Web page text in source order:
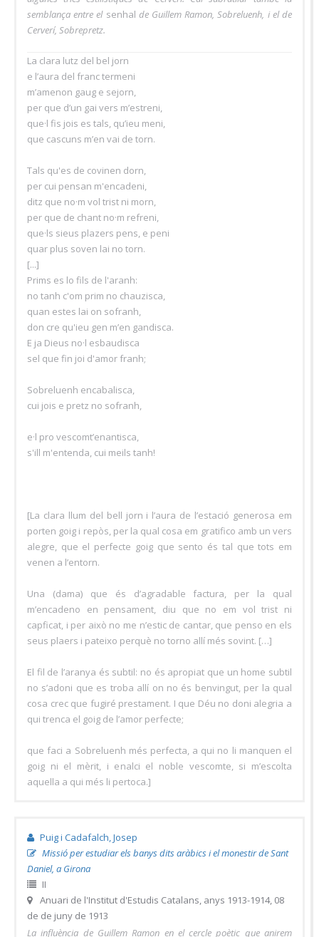
semblança entre el senhal de Guillem Ramon, Sobreluenh, i el de
Cerverí, Sobrepretz.
La clara lutz del bel jorn
e l’aura del franc termeni
m’amenon gaug e sejorn,
per que d’un gai vers m’estreni,
que·l fis jois es tals, qu’ieu meni,
que cascuns m’en vai de torn.
Tals qu'es de covinen dorn,
per cui pensan m'encadeni,
ditz que no·m vol trist ni morn,
per que de chant no·m refreni,
que·ls sieus plazers pens, e peni
quar plus soven lai no torn.
[...]
Prims es lo fils de l'aranh:
no tanh c'om prim no chauzisca,
quan estes lai on sofranh,
don cre qu'ieu gen m’en gandisca.
E ja Dieus no·l esbaudisca
sel que fin joi d'amor franh;
Sobreluenh encabalisca,
cui jois e pretz no sofranh,
e·l pro vescomt’enantisca,
s'ill m'entenda, cui meils tanh!
[La clara llum del bell jorn i l’aura de l’estació generosa em
porten goig i repòs, per la qual cosa em gratifico amb un vers
alegre, que el perfecte goig que sento és tal que tots em
venen a l’entorn.
Una (dama) que és d’agradable factura, per la qual
m’encadeno en pensament, diu que no em vol trist ni
capficat, i per això no me n’estic de cantar, que penso en els
seus plaers i pateixo perquè no torno allí més sovint. […]
El fil de l’aranya és subtil: no és apropiat que un home subtil
no s’adoni que es troba allí on no és benvingut, per la qual
cosa crec que fugiré prestament. I que Déu no doni alegria a
qui trenca el goig de l’amor perfecte;
que faci a Sobreluenh més perfecta, a qui no li manquen el
goig ni el mèrit, i enalci el noble vescomte, si m’escolta
aquella a qui més li pertoca.]
Puig i Cadafalch, Josep
Missió per estudiar els banys dits aràbics i el monestir de Sant
Daniel, a Girona
II
Anuari de l'Institut d'Estudis Catalans, anys 1913-1914, 08
de de juny de 1913
La influència de Guillem Ramon en el cercle poètic que anirem